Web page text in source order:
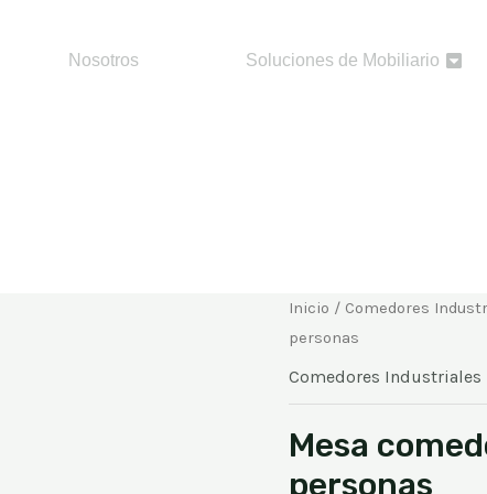
Nosotros Soluciones de Mobiliario
Inicio / Comedores
personas
Comedores Industriales
Mesa
personas